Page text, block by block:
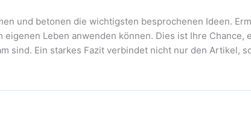
und betonen die wichtigsten besprochenen Ideen.
Leben anwenden können. Dies ist Ihre Chance,
sind. Ein starkes Fazit verbindet nicht nur den Artikel,